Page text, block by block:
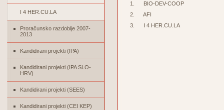
I 4 HER.CU.LA
Proračunsko razdoblje 2007-
2013
Kandidirani projekti (IPA)
Kandidirani projekti (IPA SLO-
HRV)
Kandidirani projekti (SEES)
Kandidirani projekti (CEI KEP)
1. BIO-DEV-COOP
2. AFI
3. I 4 HER.CU.LA